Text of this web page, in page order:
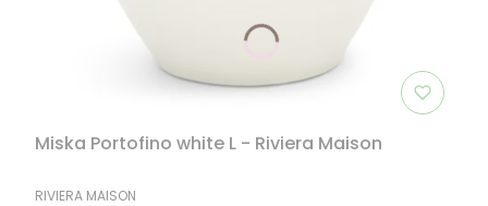
Miska Portofino white L - Riviera Maison
PRODUCENT
RIVIERA MAISON